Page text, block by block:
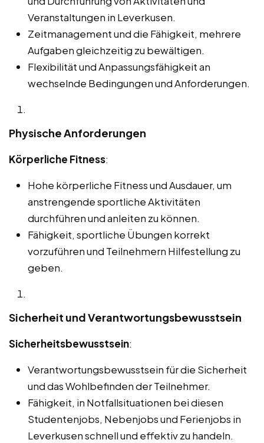
Veranstaltungen in Leverkusen.
Zeitmanagement und die Fähigkeit, mehrere
Aufgaben gleichzeitig zu bewältigen.
Flexibilität und Anpassungsfähigkeit an
wechselnde Bedingungen und Anforderungen.
Physische Anforderungen
Körperliche Fitness:
Hohe körperliche Fitness und Ausdauer, um
anstrengende sportliche Aktivitäten
durchführen und anleiten zu können.
Fähigkeit, sportliche Übungen korrekt
vorzuführen und Teilnehmern Hilfestellung zu
geben.
Sicherheit und Verantwortungsbewusstsein
Sicherheitsbewusstsein:
Verantwortungsbewusstsein für die Sicherheit
und das Wohlbefinden der Teilnehmer.
Fähigkeit, in Notfallsituationen bei diesen
Studentenjobs, Nebenjobs und Ferienjobs in
Leverkusen schnell und effektiv zu handeln.